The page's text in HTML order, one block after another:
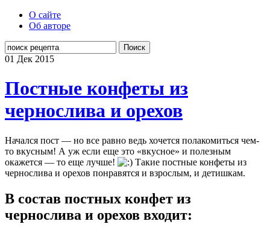
О сайте
Об авторе
Поиск
01 Дек 2015
Постные конфеты из
чернослива и орехов
Начался пост — но все равно ведь хочется полакомиться чем-
то вкусным! А уж если еще это «вкусное» и полезным
окажется — то еще лучше!
Такие постные конфеты из
чернослива и орехов понравятся и взрослым, и детишкам.
В состав постных конфет из
чернослива и орехов входит: